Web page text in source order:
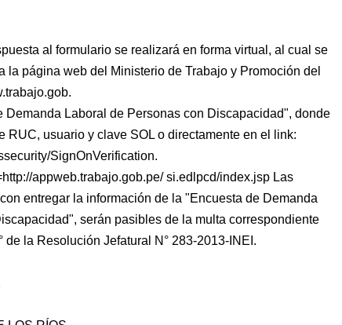
al formulario se realizará en forma virtual, al cual se
la página web del Ministerio de Trabajo y Promoción del
Demanda Laboral de Personas con Discapacidad", donde
RUC, usuario y clave SOL o directamente en el link:
SignOnVerification.
appweb.trabajo.gob.pe/ si.edlpcd/index.jsp Las
entregar la información de la "Encuesta de Demanda
serán pasibles de la multa correspondiente
de la Resolución Jefatural N° 283-2013-INEI.